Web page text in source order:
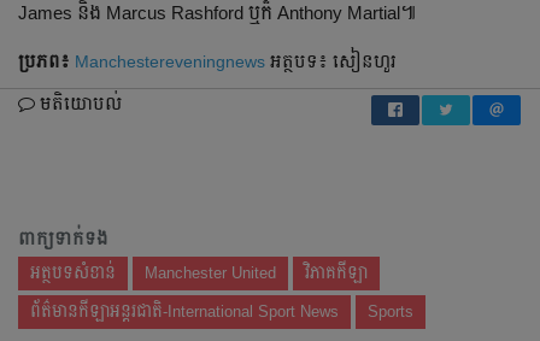
James និង​ Marcus Rashford ឬ​ក៏​ Anthony Martial៕
ប្រភព៖ Manchestereveningnews អត្ថបទ៖ សៀនហួរ
មតិយោបល់
ពាក្យទាក់ទង
អត្ថបទសំខាន់ Manchester United វិភាគកីឡា
ព័ត៌មានកីឡាអន្តរជាតិ-International Sport News Sports